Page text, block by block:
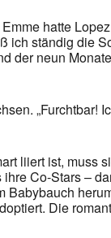
hatte
ich ständig die
der neun
„Furchtbar!
liiert ist, muss
Co-Stars –
Die